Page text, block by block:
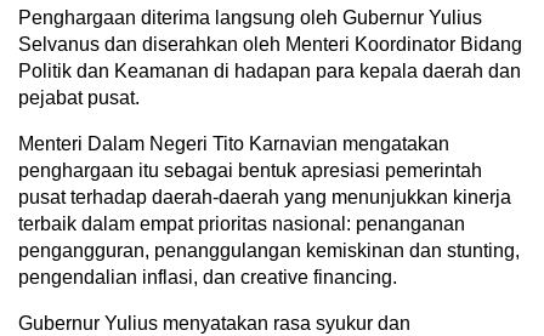
Penghargaan diterima langsung oleh Gubernur Yulius
Selvanus dan diserahkan oleh Menteri Koordinator Bidang
Politik dan Keamanan di hadapan para kepala daerah dan
pejabat pusat.
Menteri Dalam Negeri Tito Karnavian mengatakan
penghargaan itu sebagai bentuk apresiasi pemerintah
pusat terhadap daerah-daerah yang menunjukkan kinerja
terbaik dalam empat prioritas nasional: penanganan
pengangguran, penanggulangan kemiskinan dan stunting,
pengendalian inflasi, dan creative financing.
Gubernur Yulius menyatakan rasa syukur dan